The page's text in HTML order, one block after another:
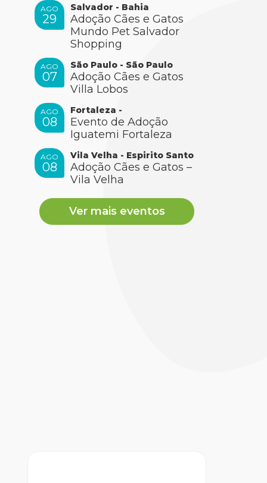
AGO
29
Salvador - Bahia
Adoção Cães e Gatos
Mundo Pet Salvador
Shopping
AGO
07
São Paulo - São Paulo
Adoção Cães e Gatos
Villa Lobos
AGO
08
Fortaleza -
Evento de Adoção
Iguatemi Fortaleza
AGO
08
Vila Velha - Espirito Santo
Adoção Cães e Gatos –
Vila Velha
Ver mais eventos